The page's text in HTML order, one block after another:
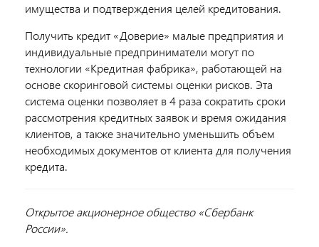
имущества и подтверждения целей кредитования.
Получить кредит «Доверие» малые предприятия и
индивидуальные предприниматели могут по
технологии «Кредитная фабрика», работающей на
основе скоринговой системы оценки рисков. Эта
система оценки позволяет в 4 раза сократить сроки
рассмотрения кредитных заявок и время ожидания
клиентов, а также значительно уменьшить объем
необходимых документов от клиента для получения
кредита.
Открытое акционерное общество «Сбербанк
России».